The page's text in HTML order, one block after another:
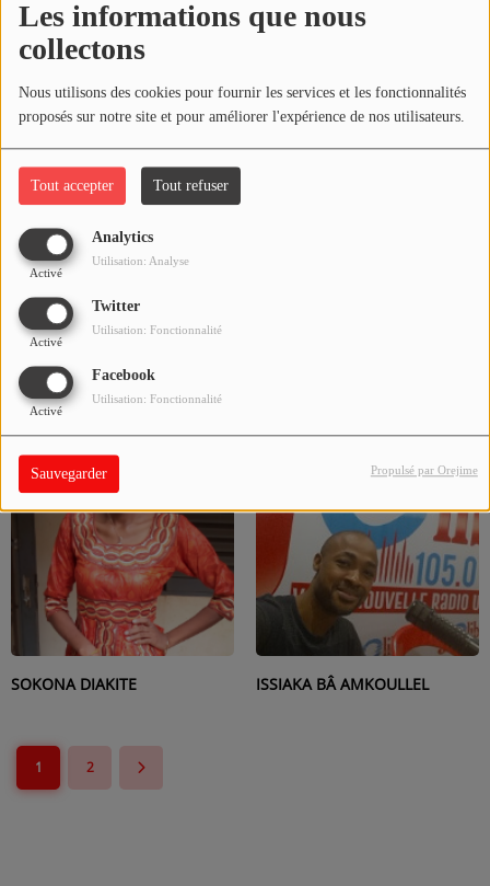
Les informations que nous
collectons
Nous utilisons des cookies pour fournir les services et les fonctionnalités
proposés sur notre site et pour améliorer l'expérience de nos utilisateurs.
Tout accepter Tout refuser
Analytics
Activé
Utilisation: Analyse
Twitter
Activé
Utilisation: Fonctionnalité
Facebook
Activé
Utilisation: Fonctionnalité
Sauvegarder Propulsé par Orejime
Se connecter
Boubacar Traoré Grand B Boubacar Konaté dit Drazzi
SOKONA DIAKITE ISSIAKA BÂ AMKOULLEL
1 2